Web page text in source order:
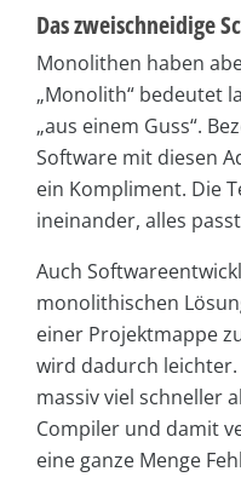
Das zweischneidige
Monolithen haben
„Monolith“ bedeutet
„aus einem Guss“.
Software mit diesen
ein Kompliment. Die
ineinander, alles
Auch
monolithischen
einer Projektmappe
wird dadurch
massiv viel schneller
Compiler und damit
eine ganze Menge